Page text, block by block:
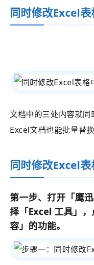
同时修改Excel
文档中的三处内容就
Excel文档也能批量替
同时修改Excel
第一步、打开 「鹰
择 「Excel 工具」
容」的功能。